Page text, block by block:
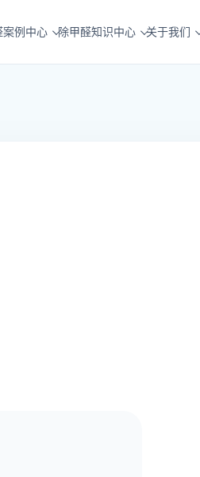
案例中心 除甲醛知识中心 关于我们